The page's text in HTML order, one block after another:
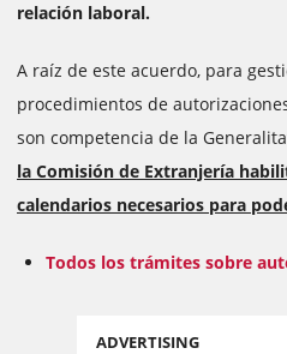
relación laboral.
A raíz de este acuerdo, para
procedimientos de
son competencia de la
la Comisión de Extranjería
calendarios necesarios para
Todos los trámites sobre
ADVERTISING